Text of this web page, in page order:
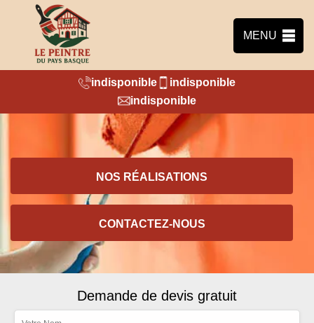
MENU
indisponible
indisponible
indisponible
NOS RÉALISATIONS
CONTACTEZ-NOUS
Demande de devis gratuit